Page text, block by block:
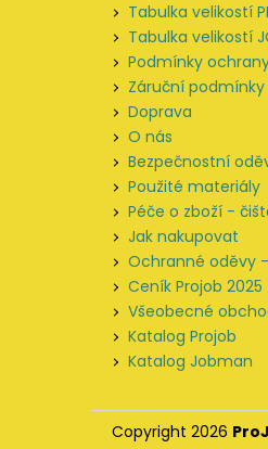
Tabulka velikostí
Tabulka velikostí
Podmínky
Záruční podmínky
Doprava
O nás
Bezpečnostní
Použité materiály
Péče o zboží -
Jak nakupovat
Ochranné oděvy
Ceník Projob 2025
Všeobecné
Katalog Projob
Katalog Jobman
Copyright 2026